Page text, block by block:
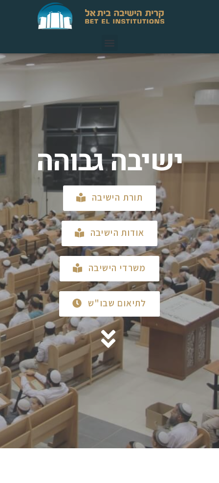
ישיבה גבוהה
תורת הישיבה
אודות הישיבה
משרדי הישיבה
לתיאום שבו"ש